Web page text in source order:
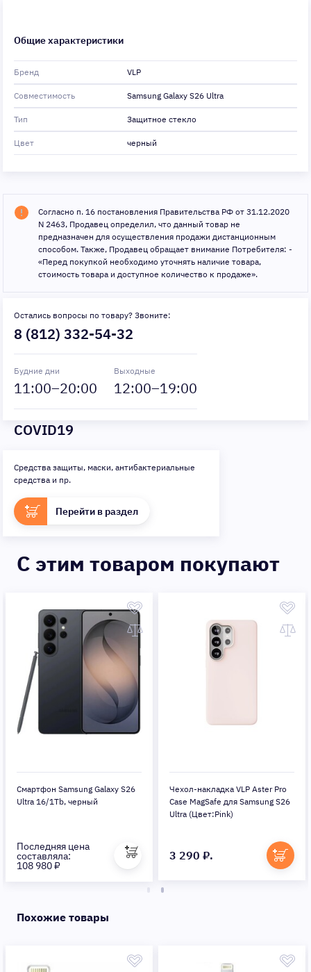
Общие характеристики
Бренд VLP
Совместимость Samsung Galaxy S26 Ultra
Тип Защитное стекло
Цвет черный
Согласно п. 16 постановления Правительства РФ от 31.12.2020
N 2463, Продавец определил, что данный товар не
предназначен для осуществления продажи дистанционным
способом. Также, Продавец обращает внимание Потребителя: -
«Перед покупкой необходимо уточнять наличие товара,
стоимость товара и доступное количество к продаже».
Остались вопросы по товару? Звоните:
8 (812) 332-54-32
Будние дни
11:00–20:00
Выходные
12:00–19:00
COVID19
Средства защиты, маски, антибактериальные
средства и пр.
Перейти в раздел
C этим товаром покупают
Смартфон Samsung Galaxy S26
Ultra 16/1Tb, черный
Последняя цена
составляла:
108 980 ₽
Чехол-накладка VLP Aster Pro
Сase MagSafe для Samsung S26
Ultra (Цвет:Pink)
3 290 ₽.
Похожие товары